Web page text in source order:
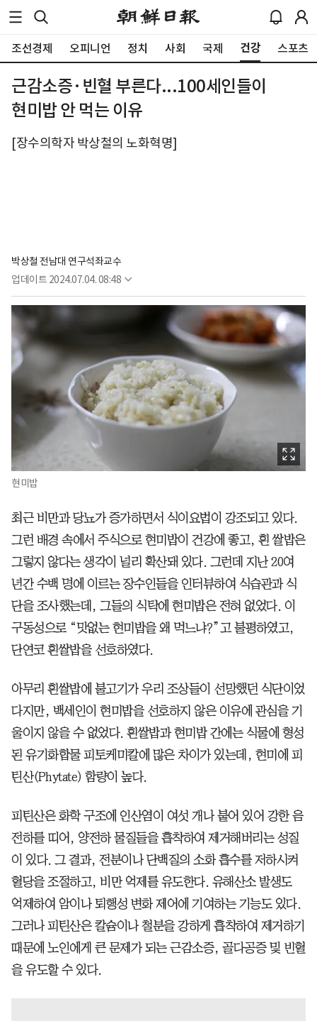
조선경제 오피니언 정치 사회 국제 건강 스포츠
근감소증·빈혈 부른다...100세인들이
현미밥 안 먹는 이유
[장수의학자 박상철의 노화혁명]
박상철 전남대 연구석좌교수
업데이트 2024.07.04. 08:48
현미밥
최근 비만과 당뇨가 증가하면서 식이요법이 강조되고 있다.
그런 배경 속에서 주식으로 현미밥이 건강에 좋고, 흰 쌀밥은
그렇지 않다는 생각이 널리 확산돼 있다. 그런데 지난 20여
년간 수백 명에 이르는 장수인들을 인터뷰하여 식습관과 식
단을 조사했는데, 그들의 식탁에 현미밥은 전혀 없었다. 이
구동성으로 “맛없는 현미밥을 왜 먹느냐?”고 불평하였고,
단연코 흰쌀밥을 선호하였다.
아무리 흰쌀밥에 불고기가 우리 조상들이 선망했던 식단이었
다지만, 백세인이 현미밥을 선호하지 않은 이유에 관심을 기
울이지 않을 수 없었다. 흰쌀밥과 현미밥 간에는 식물에 형성
된 유기화합물 피토케미칼에 많은 차이가 있는데, 현미에 피
틴산(Phytate) 함량이 높다.
피틴산은 화학 구조에 인산염이 여섯 개나 붙어 있어 강한 음
전하를 띠어, 양전하 물질들을 흡착하여 제거해버리는 성질
이 있다. 그 결과, 전분이나 단백질의 소화 흡수를 저하시켜
혈당을 조절하고, 비만 억제를 유도한다. 유해산소 발생도
억제하여 암이나 퇴행성 변화 제어에 기여하는 기능도 있다.
그러나 피틴산은 칼슘이나 철분을 강하게 흡착하여 제거하기
때문에 노인에게 큰 문제가 되는 근감소증, 골다공증 및 빈혈
을 유도할 수 있다.